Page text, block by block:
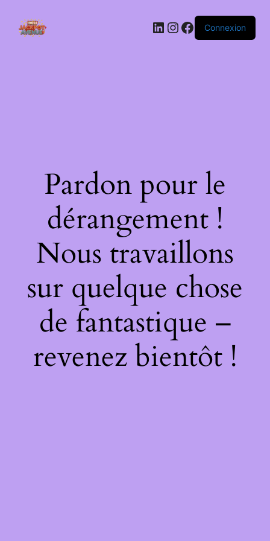
LinkedIn
Instagram
Facebook
Connexion
Pardon pour le
dérangement !
Nous travaillons
sur quelque chose
de fantastique –
revenez bientôt !